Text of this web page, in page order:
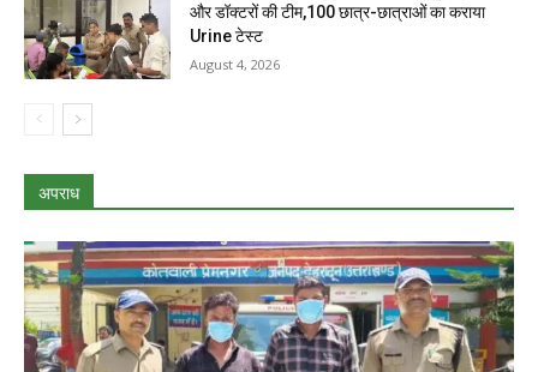
और डॉक्टरों की टीम,100 छात्र-छात्राओं का कराया
Urine टेस्ट
August 4, 2026
अपराध